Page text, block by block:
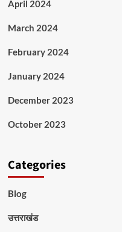
April 2024
March 2024
February 2024
January 2024
December 2023
October 2023
Categories
Blog
उत्तराखंड